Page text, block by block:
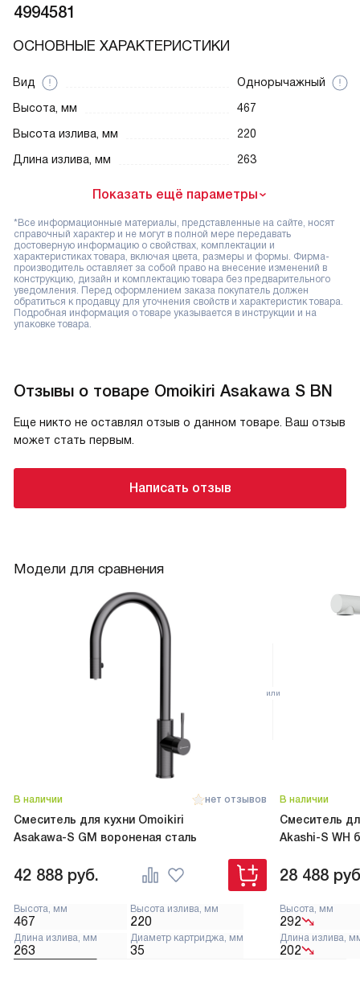
4994581
ОСНОВНЫЕ ХАРАКТЕРИСТИКИ
Вид
Однорычажный
Высота, мм
467
Высота излива, мм
220
Длина излива, мм
263
Показать ещё параметры
*Все информационные материалы, представленные на сайте, носят
справочный характер и не могут в полной мере передавать
достоверную информацию о свойствах, комплектации и
характеристиках товара, включая цвета, размеры и формы. Фирма-
производитель оставляет за собой право на внесение изменений в
конструкцию, дизайн и комплектацию товара без предварительного
уведомления. Перед оформлением заказа покупатель должен
обратиться к продавцу для уточнения свойств и характеристик товара.
Подробная информация о товаре указывается в инструкции и на
упаковке товара.
Отзывы о товаре Omoikiri Asakawa S BN
Еще никто не оставлял отзыв о данном товаре. Ваш отзыв
может стать первым.
Написать отзыв
Модели для сравнения
В наличии нет отзывов
Смеситель для кухни Omoikiri
Asakawa-S GM вороненая сталь
42 888 руб.
Высота, мм
467
Высота излива, мм
220
Длина излива, мм
263
Диаметр картриджа, мм
35
В наличии
Смеситель
Akashi-S WH
28 488
Высота, мм
292
Длина излива,
202